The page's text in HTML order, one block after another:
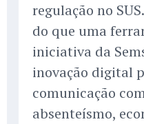
regulação no
do que uma
iniciativa da
inovação digital
comunicação
absenteísmo,